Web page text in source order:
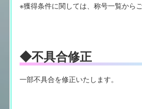
※獲得条件に関しては、称号一覧から
◆不具合修正
一部不具合を修正いたします。